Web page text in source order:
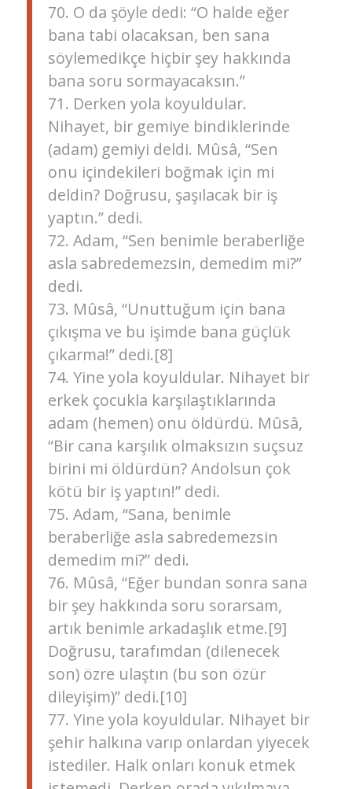
70. O da şöyle dedi: “O halde eğer
bana tabi olacaksan, ben sana
söylemedikçe hiçbir şey hakkında
bana soru sormayacaksın.”
71. Derken yola koyuldular.
Nihayet, bir gemiye bindiklerinde
(adam) gemiyi deldi. Mûsâ, “Sen
onu içindekileri boğmak için mi
deldin? Doğrusu, şaşılacak bir iş
yaptın.” dedi.
72. Adam, “Sen benimle beraberliğe
asla sabredemezsin, demedim mi?”
dedi.
73. Mûsâ, “Unuttuğum için bana
çıkışma ve bu işimde bana güçlük
çıkarma!” dedi.[8]
74. Yine yola koyuldular. Nihayet bir
erkek çocukla karşılaştıklarında
adam (hemen) onu öldürdü. Mûsâ,
“Bir cana karşılık olmaksızın suçsuz
birini mi öldürdün? Andolsun çok
kötü bir iş yaptın!” dedi.
75. Adam, “Sana, benimle
beraberliğe asla sabredemezsin
demedim mi?” dedi.
76. Mûsâ, “Eğer bundan sonra sana
bir şey hakkında soru sorarsam,
artık benimle arkadaşlık etme.[9]
Doğrusu, tarafımdan (dilenecek
son) özre ulaştın (bu son özür
dileyişim)” dedi.[10]
77. Yine yola koyuldular. Nihayet bir
şehir halkına varıp onlardan yiyecek
istediler. Halk onları konuk etmek